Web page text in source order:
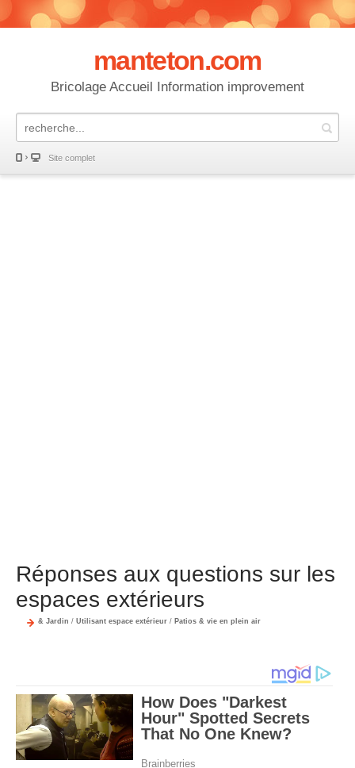
manteton.com
Bricolage Accueil Information improvement
Site complet
Réponses aux questions sur les
espaces extérieurs
& Jardin / Utilisant espace extérieur / Patios & vie en plein air